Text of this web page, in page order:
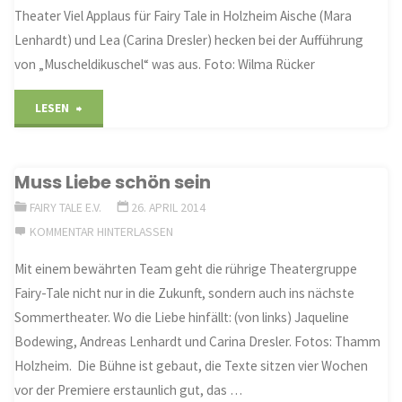
Theater Viel Applaus für Fairy Tale in Holzheim Aische (Mara
Lenhardt) und Lea (Carina Dresler) hecken bei der Aufführung
von „Muscheldikuschel“ was aus. Foto: Wilma Rücker
LESEN
geboten"
Muss Liebe schön sein
FAIRY TALE E.V.
26. APRIL 2014
KOMMENTAR HINTERLASSEN
Mit einem bewährten Team geht die rührige Theatergruppe
Fairy-Tale nicht nur in die Zukunft, sondern auch ins nächste
Sommertheater. Wo die Liebe hinfällt: (von links) Jaqueline
Bodewing, Andreas Lenhardt und Carina Dresler. Fotos: Thamm
Holzheim. Die Bühne ist gebaut, die Texte sitzen vier Wochen
vor der Premiere erstaunlich gut, das …